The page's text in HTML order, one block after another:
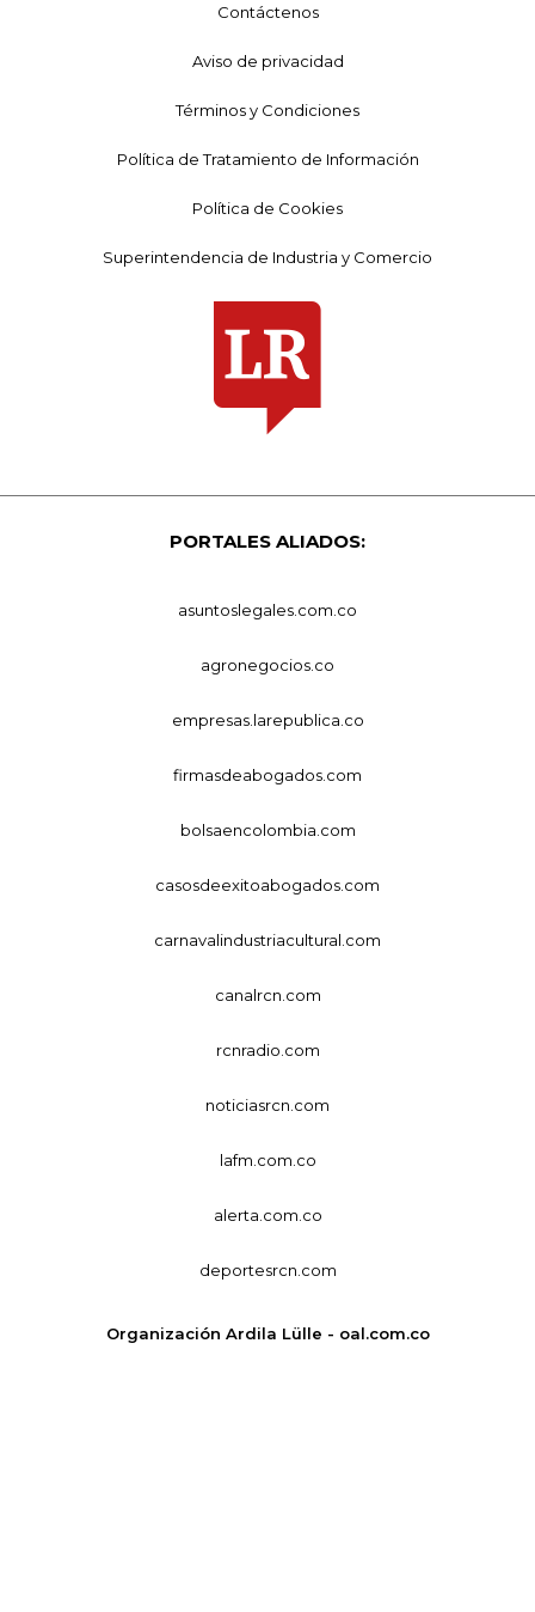
Contáctenos
Aviso de privacidad
Términos y Condiciones
Política de Tratamiento de Información
Política de Cookies
Superintendencia de Industria y Comercio
PORTALES ALIADOS:
asuntoslegales.com.co
agronegocios.co
empresas.larepublica.co
firmasdeabogados.com
bolsaencolombia.com
casosdeexitoabogados.com
carnavalindustriacultural.com
canalrcn.com
rcnradio.com
noticiasrcn.com
lafm.com.co
alerta.com.co
deportesrcn.com
Organización Ardila Lülle - oal.com.co